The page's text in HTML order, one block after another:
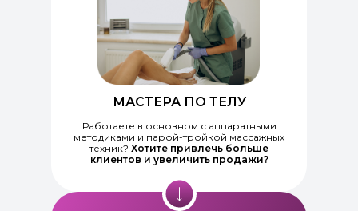
Работаете в основном с аппаратными
методиками и парой-тройкой массажных
техник? Хотите привлечь больше
клиентов и увеличить продажи?
МАСТЕРА ПО ТЕЛУ